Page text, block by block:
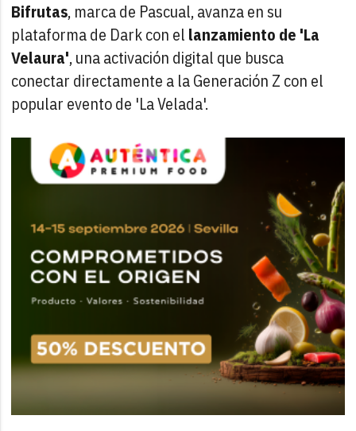
Bifrutas, marca de Pascual, avanza en su
plataforma de Dark con el lanzamiento de 'La
Velaura', una activación digital que busca
conectar directamente a la Generación Z con el
popular evento de 'La Velada'.